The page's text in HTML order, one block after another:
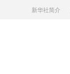
新华社简介